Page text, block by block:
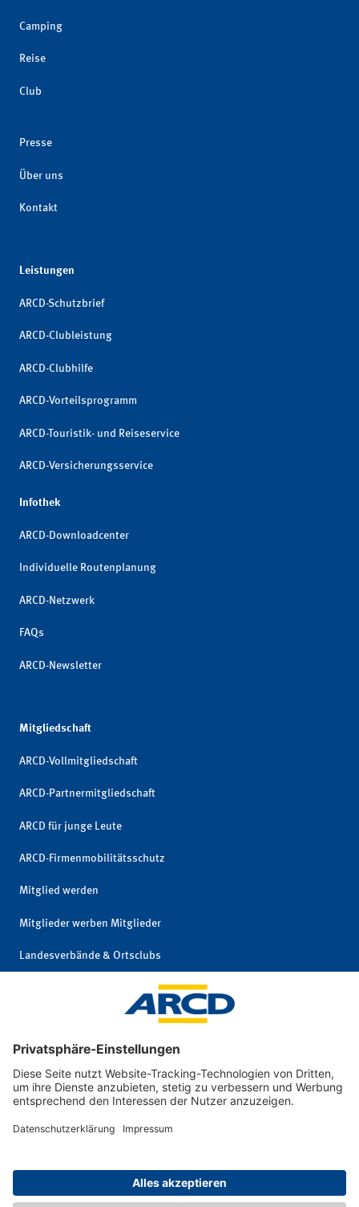
Camping
Reise
Club
Presse
Über uns
Kontakt
Leistungen
ARCD-Schutzbrief
ARCD-Clubleistung
ARCD-Clubhilfe
ARCD-Vorteilsprogramm
ARCD-Touristik- und Reiseservice
ARCD-Versicherungsservice
Infothek
ARCD-Downloadcenter
Individuelle Routenplanung
ARCD-Netzwerk
FAQs
ARCD-Newsletter
Mitgliedschaft
ARCD-Vollmitgliedschaft
ARCD-Partnermitgliedschaft
ARCD für junge Leute
ARCD-Firmenmobilitätsschutz
Mitglied werden
Mitglieder werben Mitglieder
Landesverbände & Ortsclubs
Privatsphäre und
und Reiseclub